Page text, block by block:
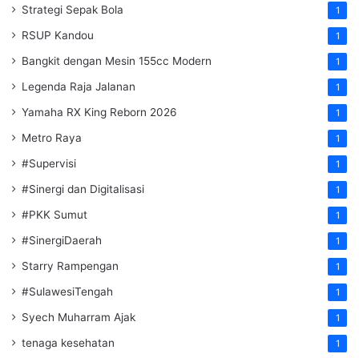
Strategi Sepak Bola 1
RSUP Kandou 1
Bangkit dengan Mesin 155cc Modern 1
Legenda Raja Jalanan 1
Yamaha RX King Reborn 2026 1
Metro Raya 1
#Supervisi 1
#Sinergi dan Digitalisasi 1
#PKK Sumut 1
#SinergiDaerah 1
Starry Rampengan 1
#SulawesiTengah 1
Syech Muharram Ajak 1
tenaga kesehatan 1